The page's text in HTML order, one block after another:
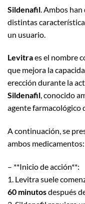
Sildenafil . Ambos
distintas
un usuario.
Levitraes el nombre
que mejora la
erección durante la
Sildenafil, conocido
agente farmacológico
A continuación, se
ambos medicamentos:
– **Inicio de acción**:
1. Levitra suele
60 minutosdespués